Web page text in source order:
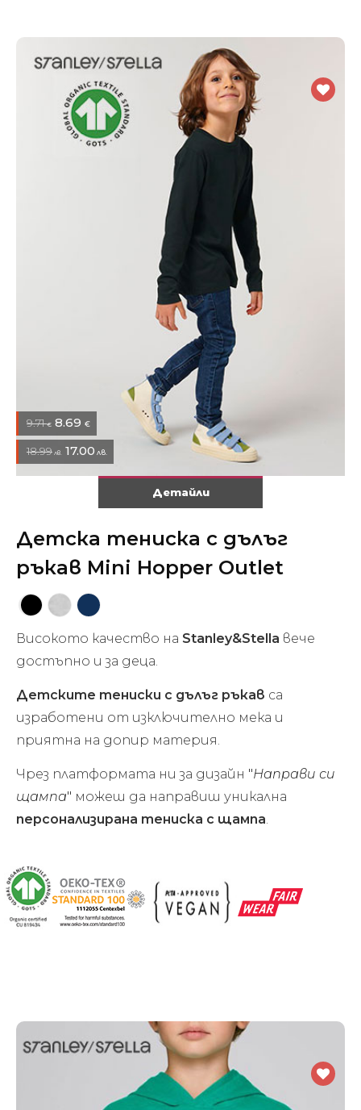
Детайли
9.71€ 8.69 €
18.99 лв. 17.00 лв.
Детска тениска с дълъг
ръкав Mini Hopper Outlet
Високото качество на Stanley&Stella вече
достъпно и за деца.
Детските тениски с дълъг ръкав са
изработени от изключително мека и
приятна на допир материя.
Чрез платформата ни за дизайн "Направи си
щампа" можеш да направиш уникална
персонализирана тениска с щампа.